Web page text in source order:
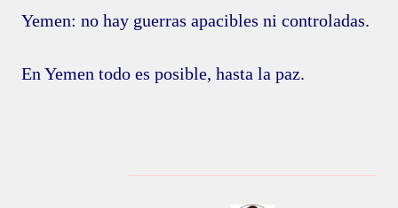
Yemen: no hay guerras apacibles ni controladas.
En Yemen todo es posible, hasta la paz.